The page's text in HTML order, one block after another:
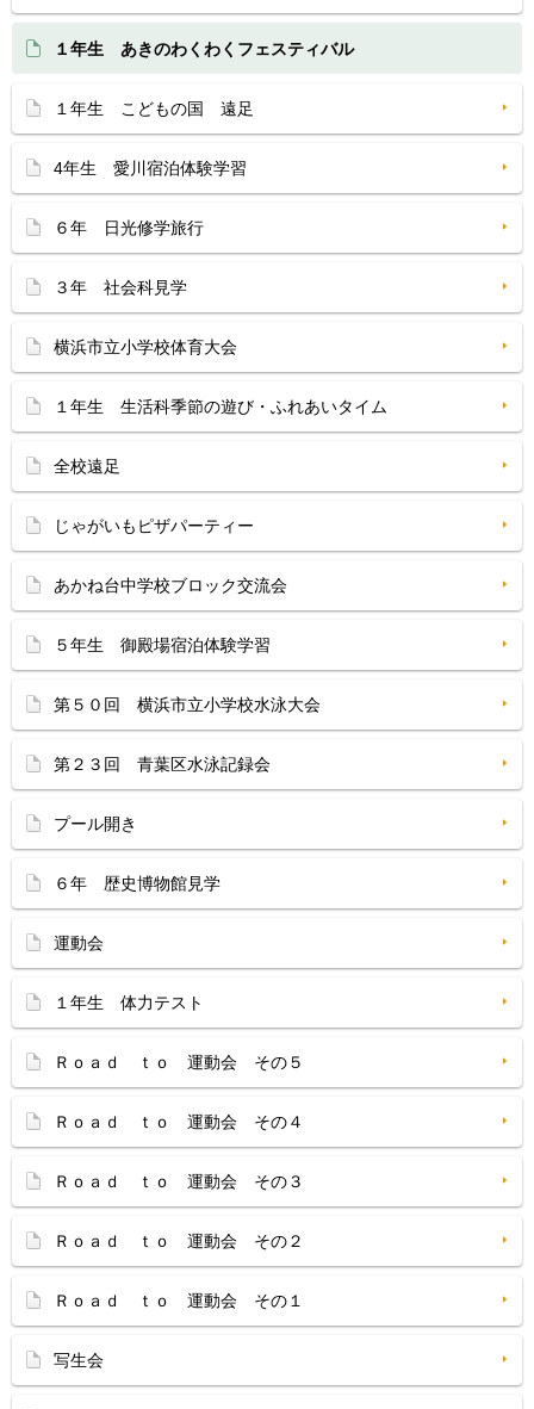
１年生 あきのわくわくフェスティバル
１年生 こどもの国 遠足
4年生 愛川宿泊体験学習
６年 日光修学旅行
３年 社会科見学
横浜市立小学校体育大会
１年生 生活科季節の遊び・ふれあいタイム
全校遠足
じゃがいもピザパーティー
あかね台中学校ブロック交流会
５年生 御殿場宿泊体験学習
第５０回 横浜市立小学校水泳大会
第２３回 青葉区水泳記録会
プール開き
６年 歴史博物館見学
運動会
１年生 体力テスト
Ｒｏａｄ ｔｏ 運動会 その５
Ｒｏａｄ ｔｏ 運動会 その４
Ｒｏａｄ ｔｏ 運動会 その３
Ｒｏａｄ ｔｏ 運動会 その２
Ｒｏａｄ ｔｏ 運動会 その１
写生会